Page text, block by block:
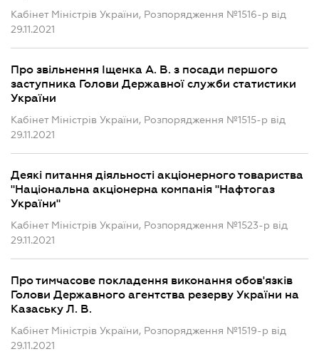
Кабінет Міністрів України, Розпорядження №1516-р від
29.11.2021
Про звільнення Іщенка А. В. з посади першого
заступника Голови Державної служби статистики
України
Кабінет Міністрів України, Розпорядження №1515-р від
29.11.2021
Деякі питання діяльності акціонерного товариства
"Національна акціонерна компанія "Нафтогаз
України"
Кабінет Міністрів України, Розпорядження №1523-р від
29.11.2021
Про тимчасове покладення виконання обов'язків
Голови Державного агентства резерву України на
Казаську Л. В.
Кабінет Міністрів України, Розпорядження №1519-р від
29.11.2021